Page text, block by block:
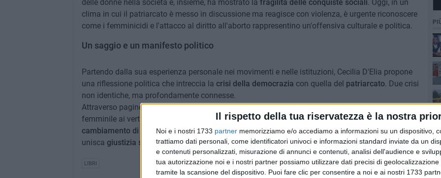
Il rispetto della tua riservatezza è la nostra
Noi e i nostri 1733 partner memorizziamo e/o accediamo a informazioni su un dispositivo,
trattiamo dati personali, come identificatori univoci e informazioni standard inviate da un
e contenuti personalizzati, misurazione di annunci e contenuti, analisi dell'audience e
tua autorizzazione noi e i nostri partner possiamo utilizzare dati precisi di
tramite la scansione del dispositivo. Puoi fare clic per consentire a noi e ai nostri 1733
delle donne nella società e, insieme, ha mostrato la fragilità delle conquiste sociali. Oggi, in un
clima in cui il patriarcato è messo in discussione ma reagisce con violenza, è urgente riconoscere
come i femminicidi e l'attacco al diritto all'aborto rappresentino un'offensiva culturale e politica.
Un saggio e un manifesto politico
Partendo dalla sua esperienza personale nei movimenti e nelle istituzioni, Cecilia D'Elia propone
una riflessione politica che intreccia la crisi della democrazia con quella del patriarcato. Due crisi
non identiche, ma profondamente connesse.
Attraverso pagine lucide e appassionate, l'autrice denuncia l'illusione che la sola presenza
femminile ai vertici possa tradursi in reale emancipazione per tutte. Il libro propone un
cambiamento di paradigma: per costruire una società più giusta, occorre una nuova politica che
unisca giustizia socialeevalorizzazione delle differenze.
LIBRI